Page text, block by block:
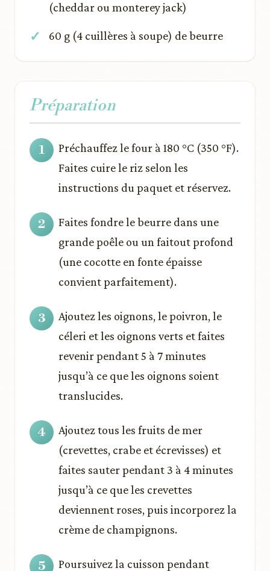
(cheddar ou monterey jack)
60 g (4 cuillères à soupe) de beurre
Préparation
Préchauffez le four à 180 °C (350 °F).
Faites cuire le riz selon les
instructions du paquet et réservez.
Faites fondre le beurre dans une
grande poêle ou un faitout profond
(une cocotte en fonte épaisse
convient parfaitement).
Ajoutez les oignons, le poivron, le
céleri et les oignons verts et faites
revenir pendant 5 à 7 minutes
jusqu’à ce que les oignons soient
translucides.
Ajoutez tous les fruits de mer
(crevettes, crabe et écrevisses) et
faites sauter pendant 3 à 4 minutes
jusqu’à ce que les crevettes
deviennent roses, puis incorporez la
crème de champignons.
Poursuivez la cuisson pendant